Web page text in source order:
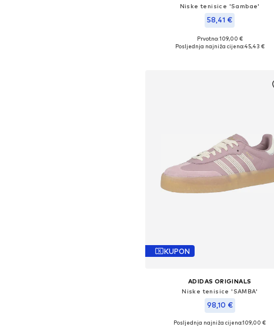
Niske tenisice 'Sambae'
58,41 €
Dostupno u više veličina
Prvotno: 109,00 €
Posljednja najniža cijena:45,43 €
KUPON
ADIDAS ORIGINALS
Niske tenisice 'SAMBA'
98,10 €
Posljednja najniža cijena:109,00 €